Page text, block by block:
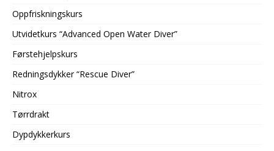
Oppfriskningskurs
Utvidetkurs “Advanced Open Water Diver”
Førstehjelpskurs
Redningsdykker “Rescue Diver”
Nitrox
Tørrdrakt
Dypdykkerkurs